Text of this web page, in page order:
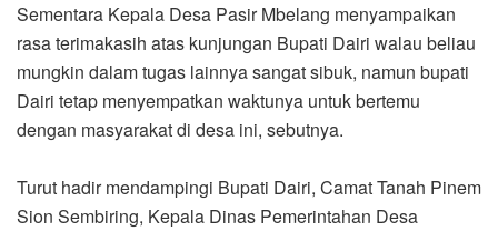
Sementara Kepala Desa Pasir Mbelang menyampaikan
rasa terimakasih atas kunjungan Bupati Dairi walau beliau
mungkin dalam tugas lainnya sangat sibuk, namun bupati
Dairi tetap menyempatkan waktunya untuk bertemu
dengan masyarakat di desa ini, sebutnya.
Turut hadir mendampingi Bupati Dairi, Camat Tanah Pinem
Sion Sembiring, Kepala Dinas Pemerintahan Desa